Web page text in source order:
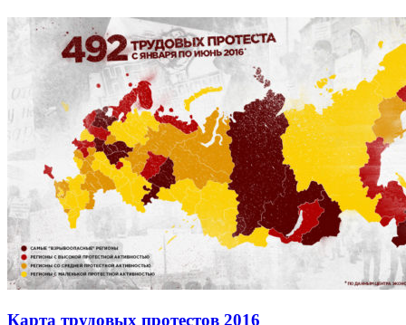
Карта трудовых протестов 2016